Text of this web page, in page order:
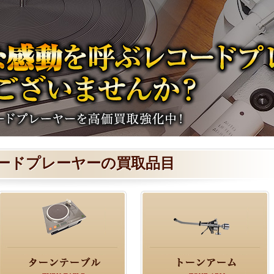
ドプレーヤーの買取品目